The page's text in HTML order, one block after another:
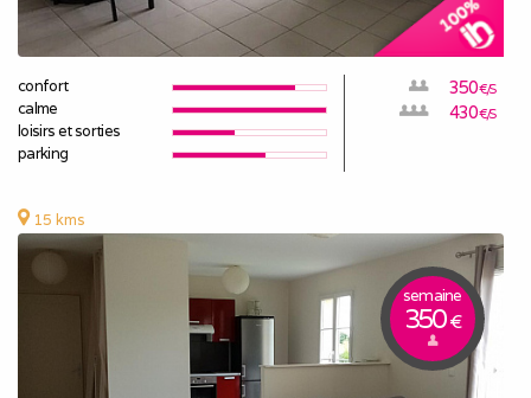
confort
calme
loisirs et sorties
parking
350€/S
430€/S
15 kms
semaine
350€